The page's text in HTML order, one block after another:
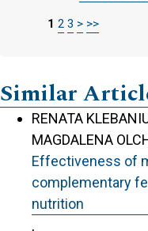
1 2 3 > >>
Similar
RENATA
MAGDALENA
Effectiveness of
complementary
nutrition
,